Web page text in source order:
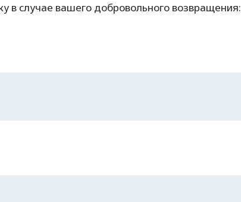
случае вашего добровольного возвращения: